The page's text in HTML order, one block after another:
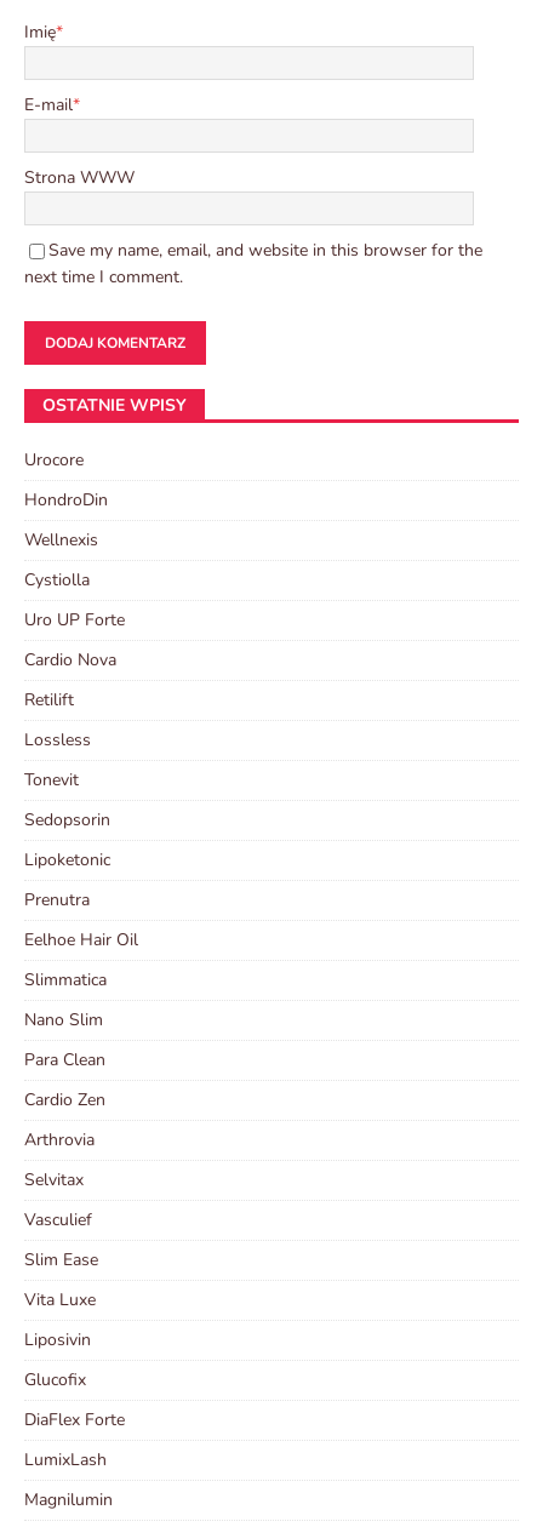
Imię*
E-mail*
Strona WWW
Save my name, email, and website in this browser for the
next time I comment.
OSTATNIE WPISY
Urocore
HondroDin
Wellnexis
Cystiolla
Uro UP Forte
Cardio Nova
Retilift
Lossless
Tonevit
Sedopsorin
Lipoketonic
Prenutra
Eelhoe Hair Oil
Slimmatica
Nano Slim
Para Clean
Cardio Zen
Arthrovia
Selvitax
Vasculief
Slim Ease
Vita Luxe
Liposivin
Glucofix
DiaFlex Forte
LumixLash
Magnilumin